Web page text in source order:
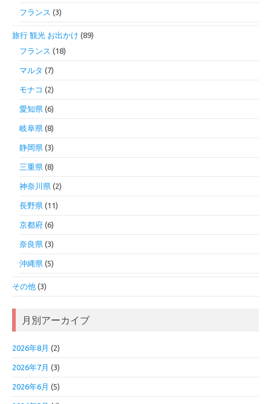
フランス (3)
旅行 観光 お出かけ (89)
フランス (18)
マルタ (7)
モナコ (2)
愛知県 (6)
岐阜県 (8)
静岡県 (3)
三重県 (8)
神奈川県 (2)
長野県 (11)
京都府 (6)
奈良県 (3)
沖縄県 (5)
その他 (3)
月別アーカイブ
2026年8月 (2)
2026年7月 (3)
2026年6月 (5)